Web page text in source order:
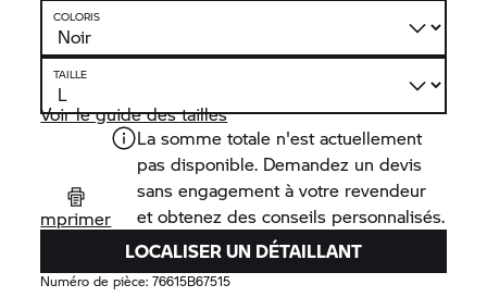
COLORIS
TAILLE
Voir le guide des tailles
mprimer
La somme totale n'est actuellement
pas disponible. Demandez un devis
sans engagement à votre revendeur
et obtenez des conseils personnalisés.
LOCALISER UN DÉTAILLANT
Numéro de pièce:76615B67515